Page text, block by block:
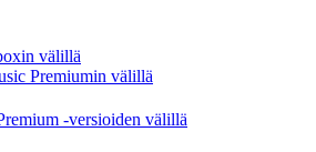
välillä
Premiumin välillä
-versioiden välillä